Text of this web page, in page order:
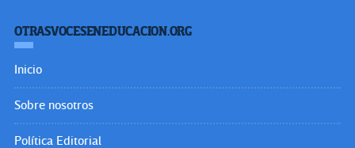
OTRASVOCESENEDUCACION.ORG
Inicio
Sobre nosotros
Política Editorial